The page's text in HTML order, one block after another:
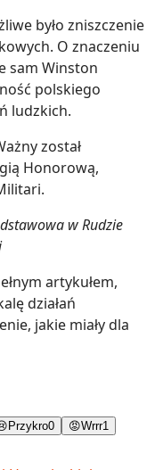
było zniszczenie
O znaczeniu
sam Winston
polskiego
ludzkich.
został
Honorową,
w Rudzie
artykułem,
działań
jakie miały dla
Przykro0 😡Wrrr1